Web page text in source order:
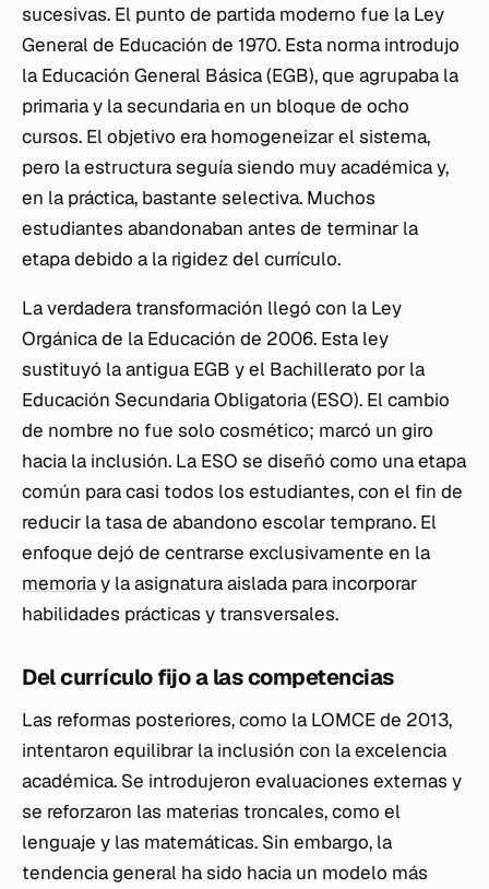
sucesivas. El punto de partida moderno fue la Ley
General de Educación de 1970. Esta norma introdujo
la Educación General Básica (EGB), que agrupaba la
primaria y la secundaria en un bloque de ocho
cursos. El objetivo era homogeneizar el sistema,
pero la estructura seguía siendo muy académica y,
en la práctica, bastante selectiva. Muchos
estudiantes abandonaban antes de terminar la
etapa debido a la rigidez del currículo.
La verdadera transformación llegó con la Ley
Orgánica de la Educación de 2006. Esta ley
sustituyó la antigua EGB y el Bachillerato por la
Educación Secundaria Obligatoria (ESO). El cambio
de nombre no fue solo cosmético; marcó un giro
hacia la inclusión. La ESO se diseñó como una etapa
común para casi todos los estudiantes, con el fin de
reducir la tasa de abandono escolar temprano. El
enfoque dejó de centrarse exclusivamente en la
memoriay la asignatura aislada para incorporar
habilidades prácticas y transversales.
Del currículo fijo a las competencias
Las reformas posteriores, como la LOMCE de 2013,
intentaron equilibrar la inclusión con la excelencia
académica. Se introdujeron evaluaciones externas y
se reforzaron las materias troncales, como el
lenguaje y las matemáticas. Sin embargo, la
tendencia general ha sido hacia un modelo más